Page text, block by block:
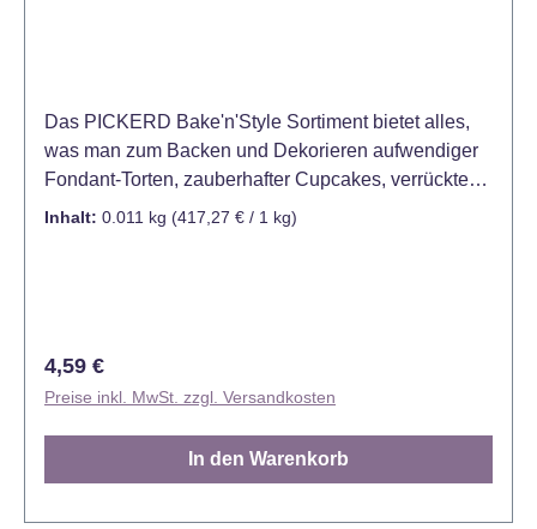
Das PICKERD Bake'n'Style Sortiment bietet alles,
was man zum Backen und Dekorieren aufwendiger
Fondant-Torten, zauberhafter Cupcakes, verrückten
Cake Pops oder bunten Rainbow Cakes braucht. Mit
ganz schnell und einfach zu verzieren. Einhorn-Fans
aufgepasst! Die süßen Zucker-Einhörner und -
Regenbögen kommen direkt aus dem magischen
Regenbogen-Land und verwandeln Kuchen,
Leckereien. Hinweis: Kühl und trocken lagern. Vor
Inhalt: 0.011 kg (417,27 € / 1 kg)
Regulärer Preis:
4,59 €
Preise inkl. MwSt. zzgl. Versandkosten
In den Warenkorb